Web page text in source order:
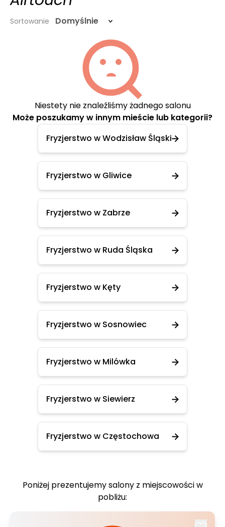
Sortowanie Domyślnie
Niestety nie znaleźliśmy żadnego salonu
Może poszukamy w innym mieście lub kategorii?
Fryzjerstwo w Wodzisław Śląski
Fryzjerstwo w Gliwice
Fryzjerstwo w Zabrze
Fryzjerstwo w Ruda Śląska
Fryzjerstwo w Kęty
Fryzjerstwo w Sosnowiec
Fryzjerstwo w Milówka
Fryzjerstwo w Siewierz
Fryzjerstwo w Częstochowa
Poniżej prezentujemy salony z miejscowości w
pobliżu: